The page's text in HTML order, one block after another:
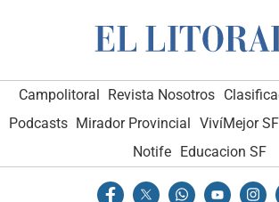
Campolitoral Revista Nosotros
Podcasts Mirador Provincial VivíMejor SF
Notife Educacion SF